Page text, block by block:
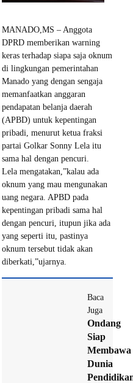
MANADO,MS – Anggota
DPRD memberikan warning
keras terhadap siapa saja oknum
di lingkungan pemerintahan
Manado yang dengan sengaja
memanfaatkan anggaran
pendapatan belanja daerah
(APBD) untuk kepentingan
pribadi, menurut ketua fraksi
partai Golkar Sonny Lela itu
sama hal dengan pencuri.
Lela mengatakan,”kalau ada
oknum yang mau mengunakan
uang negara. APBD pada
kepentingan pribadi sama hal
dengan pencuri, itupun jika ada
yang seperti itu, pastinya
oknum tersebut tidak akan
diberkati,”ujarnya.
Baca
Juga
Ondang
Siap
Membawa
Dunia